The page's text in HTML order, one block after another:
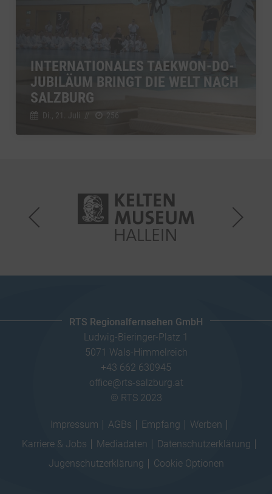
INTERNATIONALES TAEKWON-DO-
JUBILÄUM BRINGT DIE WELT NACH
SALZBURG
Di., 21. Juli // 256
RTS Regionalfernsehen GmbH
Ludwig-Bieringer-Platz 1
5071 Wals-Himmelreich
+43 662 630945
office@rts-salzburg.at
© RTS 2023
Impressum AGBs Empfang
Werben
Karriere & Jobs
Mediadaten
Datenschutzerklärung
Jugenschutzerklärung
Cookie Optionen